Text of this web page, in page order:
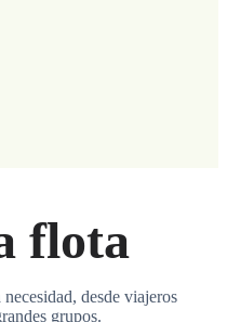
flota
desde viajeros
grupos.